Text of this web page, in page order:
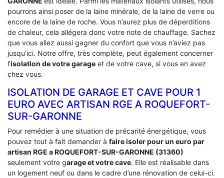
pourrons ainsi poser de la laine minérale, de la laine de verre ou
encore de la laine de roche. Vous n’aurez plus de déperditions
de chaleur, cela allégera donc votre note de chauffage. Sachez
que vous allez aussi gagner du confort que vous n’aviez pas
jusqu’ici. Notre offre, très complète, peut également concerner
l’isolation de votre garage et de votre cave, si vous en avez
chez vous.
ISOLATION DE GARAGE ET CAVE POUR 1
EURO AVEC ARTISAN RGE A ROQUEFORT-
SUR-GARONNE
Pour remédier à une situation de précarité énergétique, vous
pouvez tout à fait demander à faire isoler pour un euro par
artisan RGE a ROQUEFORT-SUR-GARONNE (31360)
seulement votre garage et votre cave. Elle est réalisable dans
un logement neuf ou dans le cadre d’une rénovation de celui-ci.